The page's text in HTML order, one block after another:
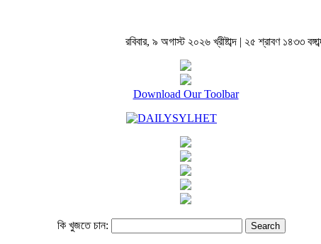
রবিবার, ৯ অগাস্ট ২০২৬ খ্রীষ্টাব্দ | ২৫ শ্রাবণ ১৪৩৩
Download Our Toolbar
কি খুজতে চান: